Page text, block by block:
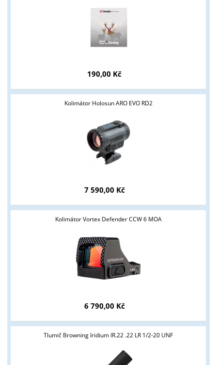
190,00 Kč
Kolimátor Holosun ARO EVO RD2
7 590,00 Kč
Kolimátor Vortex Defender CCW 6 MOA
6 790,00 Kč
Tlumič Browning Iridium IR.22 .22 LR 1/2-20 UNF